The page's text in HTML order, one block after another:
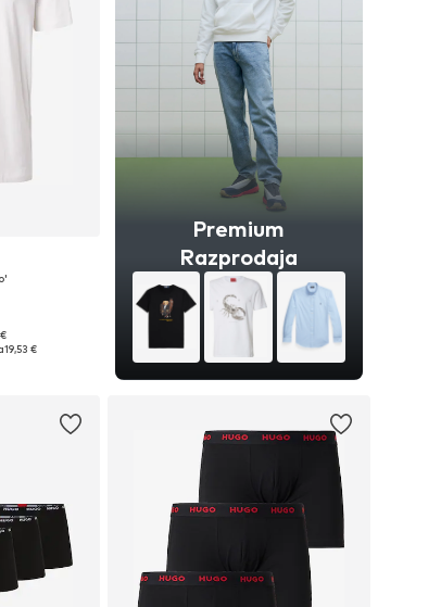
5
L, XL, XXL
19,53 €
Premium
Razprodaja